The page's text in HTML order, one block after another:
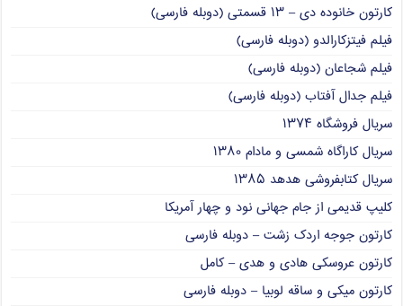
کارتون خانوده دی – ۱۳ قسمتی (دوبله فارسی)
فیلم فیتزکارالدو (دوبله فارسی)
فیلم شجاعان (دوبله فارسی)
فیلم جدال آفتاب (دوبله فارسی)
سریال فروشگاه ۱۳۷۴
سریال کاراگاه شمسی و مادام ۱۳۸۰
سریال کتابفروشی هدهد ۱۳۸۵
کلیپ قدیمی از جام جهانی نود و چهار آمریکا
کارتون جوجه اردک زشت – دوبله فارسی
کارتون عروسکی هادی و هدی – کامل
کارتون میکی و ساقه لوبیا – دوبله فارسی